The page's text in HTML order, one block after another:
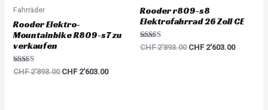
Fahrräder
Rooder Elektro-
Mountainbike R809-s7 zu
verkaufen
Rated
5.00
CHF2'893.00 CHF2'603.00
Rooder r809-s8
Elektrofahrrad 26 Zoll CE
Rated
5.00
CHF2'893.00 CHF2'603.00